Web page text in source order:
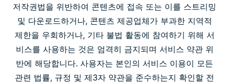
저작권법을 위반하여 콘텐츠에 접속 또는 이를 스트리밍
및 다운로드하거나, 콘텐츠 제공업체가 부과한 지역적
제한을 우회하거나, 기타 불법 활동에 참여하기 위해 서
비스를 사용하는 것은 엄격히 금지되며 서비스 약관 위
반에 해당합니다. 사용자는 본인의 서비스 이용이 모든
관련 법률, 규정 및 제3자 약관을 준수하는지 확인할 전